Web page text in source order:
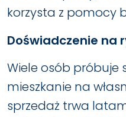
korzysta z pomocy
Doświadczenie na
Wiele osób próbuje
mieszkanie na
sprzedaż trwa